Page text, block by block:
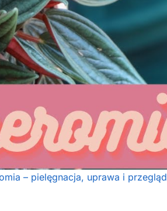
– pielęgnacja, uprawa i przegląd